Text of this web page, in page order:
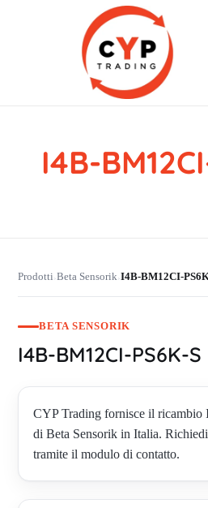
CYP Trading
I4B-
Prodotti›Beta Sensorik›I4B-BM12CI-
BETA SENSORIK
I4B-BM12CI-PS6K-S
CYP Trading fornisce il
di Beta Sensorik in Italia.
tramite il modulo di contatto.